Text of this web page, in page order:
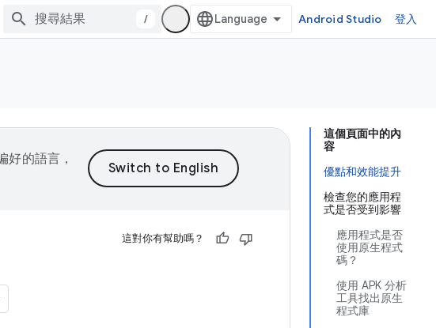
/ Android Studio 登入
這個頁面中的內
容
優點和效能提升
檢查您的應用程
式是否受到影響
應用程式是否
使用原生程式
碼？
使用 APK 分析
工具找出原生
程式庫
的語言，
這對你有幫助嗎？